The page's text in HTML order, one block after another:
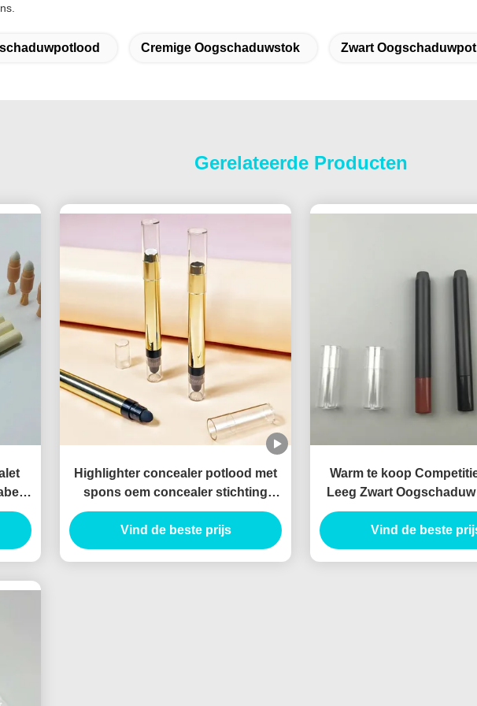
Cremige Oogschaduwstok Zwart
Gerelateerde Producten
Highlighter concealer potlood met
spons oem concealer stichting
stick tube met borstel
Vind de beste prijs
Warm te koop
Leeg Zwart
Tube Oogschaduw Stick
Container Planable
Vind de beste